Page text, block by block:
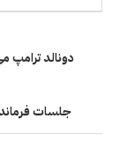
دونالد ترامپ
جلسات